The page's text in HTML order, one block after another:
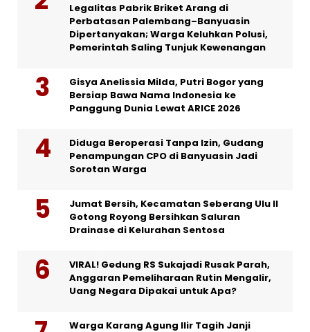
Legalitas Pabrik Briket Arang di
Perbatasan Palembang–Banyuasin
Dipertanyakan; Warga Keluhkan Polusi,
Pemerintah Saling Tunjuk Kewenangan
Gisya Anelissia Milda, Putri Bogor yang
Bersiap Bawa Nama Indonesia ke
Panggung Dunia Lewat ARICE 2026
Diduga Beroperasi Tanpa Izin, Gudang
Penampungan CPO di Banyuasin Jadi
Sorotan Warga
Jumat Bersih, Kecamatan Seberang Ulu II
Gotong Royong Bersihkan Saluran
Drainase di Kelurahan Sentosa
VIRAL! Gedung RS Sukajadi Rusak Parah,
Anggaran Pemeliharaan Rutin Mengalir,
Uang Negara Dipakai untuk Apa?
Warga Karang Agung Ilir Tagih Janji